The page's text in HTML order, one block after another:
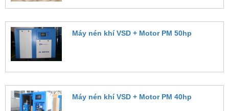
Máy nén khí VSD + Motor PM 50hp
Máy nén khí VSD + Motor PM 40hp